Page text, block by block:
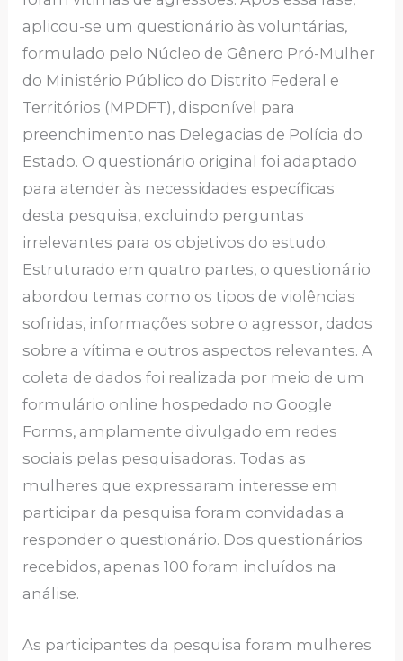
aplicou-se um questionário às voluntárias,
formulado pelo Núcleo de Gênero Pró-Mulher
do Ministério Público do Distrito Federal e
Territórios (MPDFT), disponível para
preenchimento nas Delegacias de Polícia do
Estado. O questionário original foi adaptado
para atender às necessidades específicas
desta pesquisa, excluindo perguntas
irrelevantes para os objetivos do estudo.
Estruturado em quatro partes, o questionário
abordou temas como os tipos de violências
sofridas, informações sobre o agressor, dados
sobre a vítima e outros aspectos relevantes. A
coleta de dados foi realizada por meio de um
formulário online hospedado no Google
Forms, amplamente divulgado em redes
sociais pelas pesquisadoras. Todas as
mulheres que expressaram interesse em
participar da pesquisa foram convidadas a
responder o questionário. Dos questionários
recebidos, apenas 100 foram incluídos na
análise.
As participantes da pesquisa foram mulheres